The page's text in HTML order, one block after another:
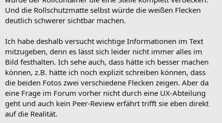
Und die Rollschutzmatte selbst würde die weißen Flecken
deutlich schwerer sichtbar machen.
Ich habe deshalb versucht wichtige Informationen im Text
mitzugeben, denn es lässt sich leider nicht immer alles im
Bild festhalten. Ich sehe auch, dass hätte ich besser machen
können, z.B. hätte ich noch explizit schreiben können, dass
die beiden Fotos zwei verschiedene Flecken zeigen. Aber da
eine Frage im Forum vorher nicht durch eine UX-Abteilung
geht und auch kein Peer-Review erfährt trifft sie eben direkt
auf die Realität.